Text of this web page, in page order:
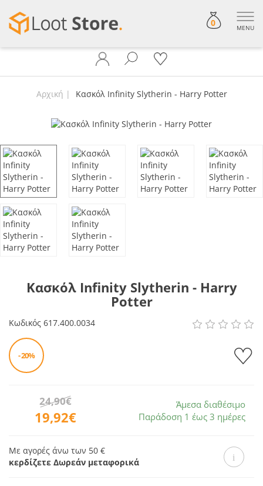
0 MENU
Αρχική Κασκόλ Infinity Slytherin - Harry Potter
Κασκόλ Infinity Slytherin - Harry
Potter
Κωδικός 617.400.0034
- 20%
19,92€
24,90€
Άμεσα διαθέσιμο
Παράδοση 1 έως 3 ημέρες
Με αγορές άνω των 50 €
κερδίζετε Δωρεάν μεταφορικά